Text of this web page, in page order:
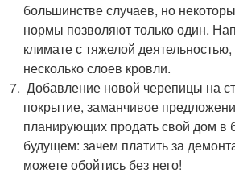
большинстве случаев, но
нормы позволяют только один.
климате с тяжелой
несколько слоев кровли.
Добавление новой черепицы на
покрытие, заманчивое
планирующих продать свой дом в
будущем: зачем платить за
можете обойтись без него!